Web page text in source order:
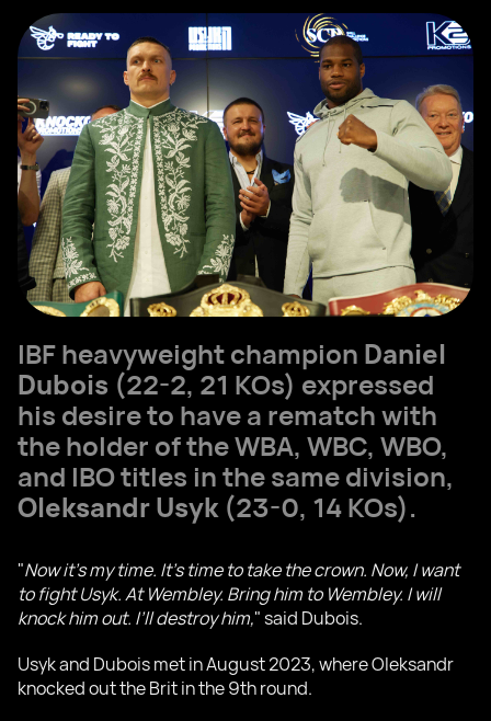
IBF heavyweight champion Daniel
Dubois (22-2, 21 KOs) expressed
his desire to have a rematch with
the holder of the WBA, WBC, WBO,
and IBO titles in the same division,
Oleksandr Usyk(23-0, 14 KOs).
"Now it’s my time. It’s time to take the crown. Now, I want
to fight Usyk. At Wembley. Bring him to Wembley. I will
knock him out. I’ll destroy him," said Dubois.
Usyk and Dubois met in August 2023, where Oleksandr
knocked out the Brit in the 9th round.